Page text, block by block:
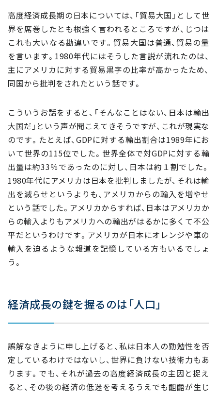
高度経済成長期の日本については、「貿易大国」として世
界を席巻したとも根強く言われるところですが、じつは
これも大いなる勘違いです。貿易大国は普通、貿易の量
を言います。1980年代にはそうした言説が流れたのは、
主にアメリカに対する貿易黒字の比率が高かったため、
同国から批判をされたという話です。
こういうお話をすると、「そんなことはない、日本は輸出
大国だ」という声が聞こえてきそうですが、これが現実な
のです。たとえば、GDPに対する輸出割合は1989年にお
いて世界の115位でした。世界全体で対GDPに対する輸
出量は約33％であったのに対し、日本は約１割でした。
1980年代にアメリカは日本を批判しましたが、それは輸
出を減らせというよりも、アメリカからの輸入を増やせ
という話でした。アメリカからすれば、日本はアメリカか
らの輸入よりもアメリカへの輸出がはるかに多くて不公
平だというわけです。アメリカが日本にオレンジや車の
輸入を迫るような報道を記憶している方もいるでしょ
う。
経済成長の鍵を握るのは「人口」
誤解なきように申し上げると、私は日本人の勤勉性を否
定しているわけではないし、世界に負けない技術力もあ
ります。でも、それが過去の高度経済成長の主因と捉え
ると、その後の経済の低迷を考えるうえでも齟齬が生じ